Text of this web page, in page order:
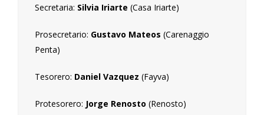
Secretaria: Silvia Iriarte (Casa Iriarte)
Prosecretario: Gustavo Mateos (Carenaggio
Penta)
Tesorero: Daniel Vazquez (Fayva)
Protesorero: Jorge Renosto (Renosto)